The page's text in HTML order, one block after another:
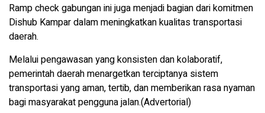
Ramp check gabungan ini juga menjadi bagian dari komitmen
Dishub Kampar dalam meningkatkan kualitas transportasi
daerah.
Melalui pengawasan yang konsisten dan kolaboratif,
pemerintah daerah menargetkan terciptanya sistem
transportasi yang aman, tertib, dan memberikan rasa nyaman
bagi masyarakat pengguna jalan.(Advertorial)